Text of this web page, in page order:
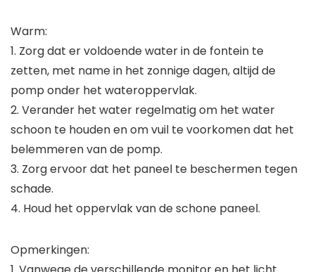
Warm:
1. Zorg dat er voldoende water in de fontein te
zetten, met name in het zonnige dagen, altijd de
pomp onder het wateroppervlak.
2. Verander het water regelmatig om het water
schoon te houden en om vuil te voorkomen dat het
belemmeren van de pomp.
3. Zorg ervoor dat het paneel te beschermen tegen
schade.
4. Houd het oppervlak van de schone paneel.
Opmerkingen: